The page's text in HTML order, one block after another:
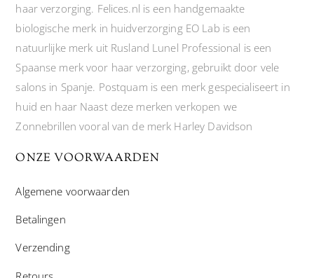
haar verzorging. Felices.nl is een handgemaakte
biologische merk in huidverzorging EO Lab is een
natuurlijke merk uit Rusland Lunel Professional is een
Spaanse merk voor haar verzorging, gebruikt door vele
salons in Spanje. Postquam is een merk gespecialiseert in
huid en haar Naast deze merken verkopen we
Zonnebrillen vooral van de merk Harley Davidson
ONZE VOORWAARDEN
Algemene voorwaarden
Betalingen
Verzending